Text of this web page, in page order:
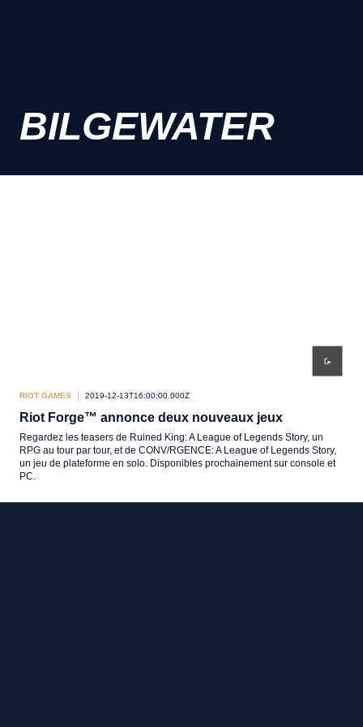
BILGEWATER
RIOT GAMES 2019-12-13T16:00:00.000Z
Riot Forge™ annonce deux nouveaux jeux
Regardez les teasers de Ruined King: A League of Legends Story, un
RPG au tour par tour, et de CONV/RGENCE: A League of Legends Story,
un jeu de plateforme en solo. Disponibles prochainement sur console et
PC.